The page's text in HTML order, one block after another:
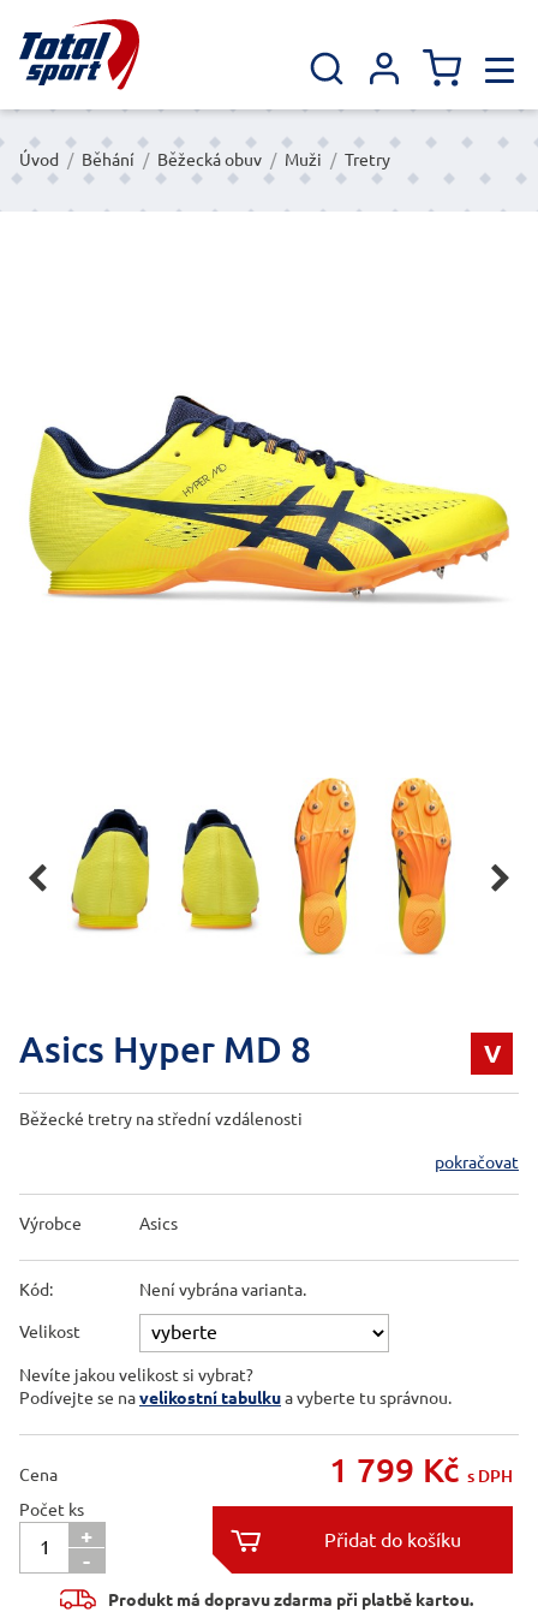
Úvod / Běhání / Běžecká obuv / Muži / Tretry
 
Asics Hyper MD 8 V
Běžecké tretry na střední vzdálenosti
pokračovat
Výrobce Asics
Kód: Není vybrána varianta.
Velikost
Nevíte jakou velikost si vybrat?
Podívejte se navelikostní tabulkua vyberte tu správnou.
Cena 1 799 Kč s DPH
Počet ks
+
-


Produkt má dopravu zdarma při platbě kartou.